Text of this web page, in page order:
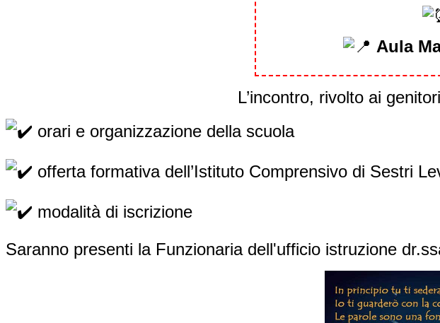
Aula
L’incontro, rivolto ai
orari e organizzazione della scuola
offerta formativa dell’Istituto Comprensivo di Sestri
modalità di iscrizione
Saranno presenti la Funzionaria dell'ufficio istruzione